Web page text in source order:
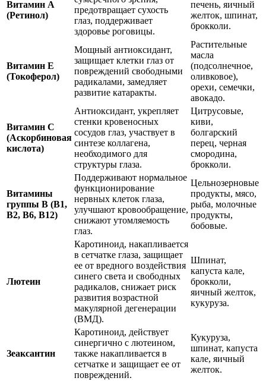
Витамин А
(Ретинол)
предотвращает сухость
глаз, поддерживает
здоровье роговицы.
печень, яичный
желток, шпинат,
брокколи.
Витамин Е
(Токоферол)
Мощный антиоксидант,
защищает клетки глаз от
повреждений свободными
радикалами, замедляет
развитие катаракты.
Растительные
масла
(подсолнечное,
оливковое),
орехи, семечки,
авокадо.
Витамин С
(Аскорбиновая
кислота)
Антиоксидант, укрепляет
стенки кровеносных
сосудов глаз, участвует в
синтезе коллагена,
необходимого для
структуры глаза.
Цитрусовые,
киви,
болгарский
перец, черная
смородина,
брокколи.
Витамины
группы В (В1,
В2, В6, В12)
Поддерживают нормальное
функционирование
нервных клеток глаза,
улучшают кровообращение,
снижают утомляемость
глаз.
Цельнозерновые
продукты, мясо,
рыба, молочные
продукты,
бобовые.
Лютеин
Каротиноид, накапливается
в сетчатке глаза, защищает
ее от вредного воздействия
синего света и свободных
радикалов, снижает риск
развития возрастной
макулярной дегенерации
(ВМД).
Шпинат,
капуста кале,
брокколи,
яичный желток,
кукуруза.
Зеаксантин
Каротиноид, действует
синергично с лютеином,
также накапливается в
сетчатке и защищает ее от
повреждений.
Кукуруза,
шпинат, капуста
кале, яичный
желток.